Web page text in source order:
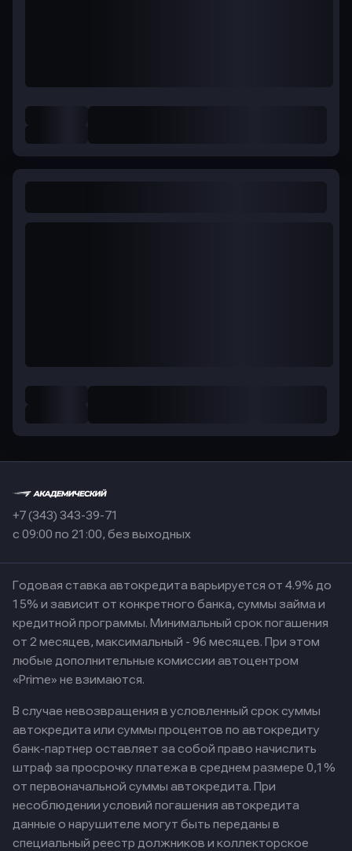
+7 (343) 343-39-71
с 09:00 по 21:00, без выходных
Годовая ставка автокредита варьируется от 4.9% до
15% и зависит от конкретного банка, суммы займа и
кредитной программы. Минимальный срок погашения
от 2 месяцев, максимальный - 96 месяцев. При этом
любые дополнительные комиссии автоцентром
«Prime» не взимаются.
В случае невозвращения в условленный срок суммы
автокредита или суммы процентов по автокредиту
банк-партнер оставляет за собой право начислить
штраф за просрочку платежа в среднем размере 0,1%
от первоначальной суммы автокредита. При
несоблюдении условий погашения автокредита
данные о нарушителе могут быть переданы в
специальный реестр должников и коллекторское